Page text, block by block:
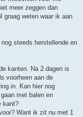
meer zeggen dan
graag weten waar ik aan
steeds herstellende en
kanten. Na 2 dagen is
voorheen aan de
in. Kan hier nog
met balen en
kant?
Want ik zit nu met 1